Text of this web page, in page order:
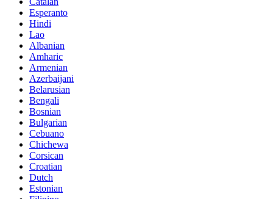
Esperanto
Hindi
Lao
Albanian
Amharic
Armenian
Azerbaijani
Belarusian
Bengali
Bosnian
Bulgarian
Cebuano
Chichewa
Corsican
Croatian
Dutch
Estonian